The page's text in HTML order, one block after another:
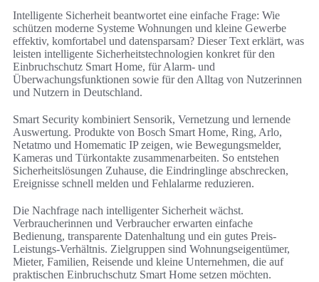
Intelligente Sicherheit beantwortet eine einfache Frage: Wie
schützen moderne Systeme Wohnungen und kleine Gewerbe
effektiv, komfortabel und datensparsam? Dieser Text erklärt, was
leisten intelligente Sicherheitstechnologien konkret für den
Einbruchschutz Smart Home, für Alarm- und
Überwachungsfunktionen sowie für den Alltag von Nutzerinnen
und Nutzern in Deutschland.
Smart Security kombiniert Sensorik, Vernetzung und lernende
Auswertung. Produkte von Bosch Smart Home, Ring, Arlo,
Netatmo und Homematic IP zeigen, wie Bewegungsmelder,
Kameras und Türkontakte zusammenarbeiten. So entstehen
Sicherheitslösungen Zuhause, die Eindringlinge abschrecken,
Ereignisse schnell melden und Fehlalarme reduzieren.
Die Nachfrage nach intelligenter Sicherheit wächst.
Verbraucherinnen und Verbraucher erwarten einfache
Bedienung, transparente Datenhaltung und ein gutes Preis-
Leistungs-Verhältnis. Zielgruppen sind Wohnungseigentümer,
Mieter, Familien, Reisende und kleine Unternehmen, die auf
praktischen Einbruchschutz Smart Home setzen möchten.